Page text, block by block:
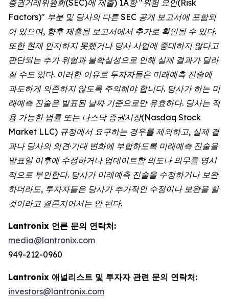
증권거래위원회(SEC)에 제출) 1A항 "위험 요인(Risk
Factors)" 부분 및 당사의 다른 SEC 공개 보고서에 포함되
어 있으며, 향후 제출될 보고서에서 추가로 확인될 수 있다.
또한 현재 인지하지 못했거나 당사 사업에 중대하지 않다고
판단되는 추가 위험과 불확실성으로 인해 실제 결과가 달라
질 수도 있다. 이러한 이유로 투자자들은 미래예측 진술에
과도하게 의존하지 않도록 주의해야 합니다. 당사가 하는 미
래예측 진술은 발표된 날짜 기준으로만 유효하다. 당사는 적
용 가능한 법률 또는 나스닥 증권시장(Nasdaq Stock
Market LLC) 규정에서 요구하는 경우를 제외하고, 실제 결
과나 당사의 의견·기대 변화에 부합하도록 미래예측 진술을
발표일 이후에 수정하거나 업데이트할 의도나 의무를 명시
적으로 부인한다. 당사가 미래예측 진술을 수정하거나 보완
하더라도, 투자자들은 당사가 추가적인 수정이나 보완을 할
것이라고 결론지어서는 안 된다.
Lantronix 언론 문의 연락처:
media@lantronix.com
949-212-0960
Lantronix 애널리스트 및 투자자 관련 문의 연락처:
investors@lantronix.com